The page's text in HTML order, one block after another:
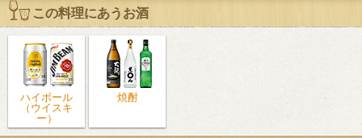
この料理にあうお酒
ハイボール
（ウイスキ
ー）
焼酎